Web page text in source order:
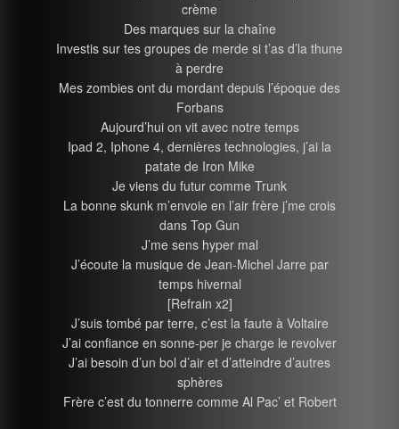
crème
Des marques sur la chaîne
Investis sur tes groupes de merde si t’as d’la thune
à perdre
Mes zombies ont du mordant depuis l’époque des
Forbans
Aujourd’hui on vit avec notre temps
Ipad 2, Iphone 4, dernières technologies, j’ai la
patate de Iron Mike
Je viens du futur comme Trunk
La bonne skunk m’envoie en l’air frère j’me crois
dans Top Gun
J’me sens hyper mal
J’écoute la musique de Jean-Michel Jarre par
temps hivernal
[Refrain x2]
J’suis tombé par terre, c’est la faute à Voltaire
J’ai confiance en sonne-per je charge le revolver
J’ai besoin d’un bol d’air et d’atteindre d’autres
sphères
Frère c’est du tonnerre comme Al Pac’ et Robert